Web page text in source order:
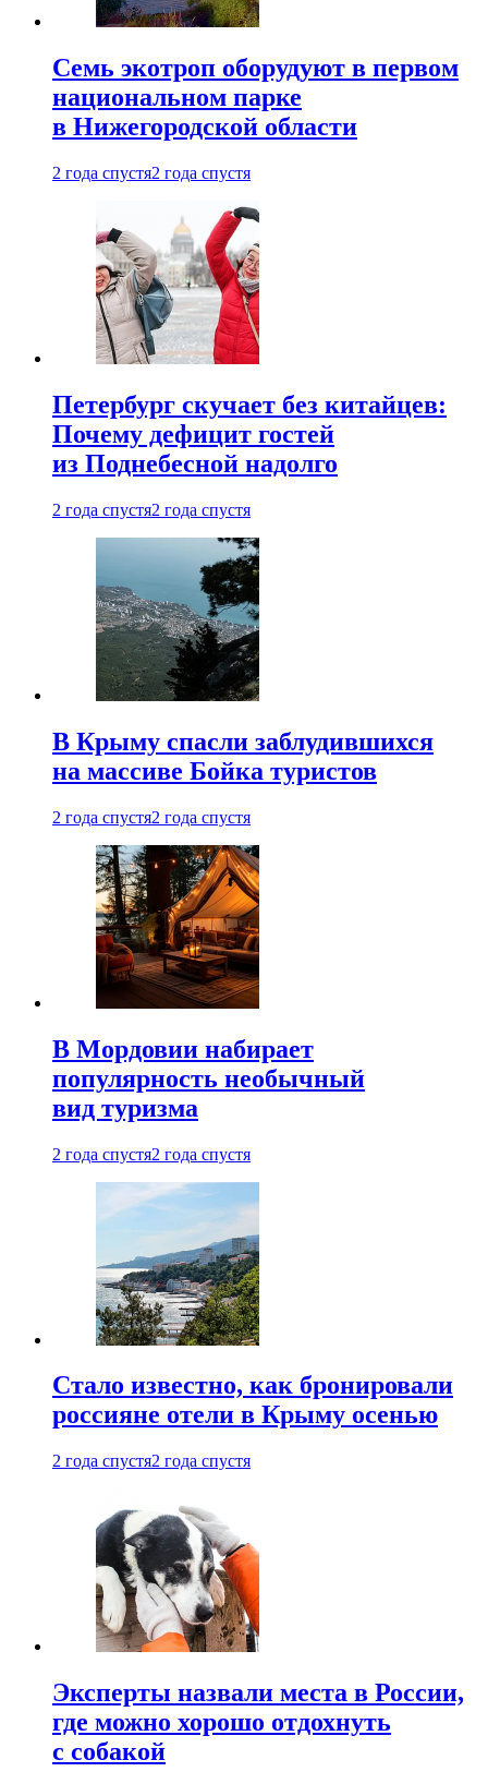
Семь экотроп оборудуют в первом
национальном парке
в Нижегородской области
2 года спустя2 года спустя
Петербург скучает без китайцев:
Почему дефицит гостей
из Поднебесной надолго
2 года спустя2 года спустя
В Крыму спасли заблудившихся
на массиве Бойка туристов
2 года спустя2 года спустя
В Мордовии набирает
популярность необычный
вид туризма
2 года спустя2 года спустя
Стало известно, как бронировали
россияне отели в Крыму осенью
2 года спустя2 года спустя
Эксперты назвали места в России,
где можно хорошо отдохнуть
с собакой